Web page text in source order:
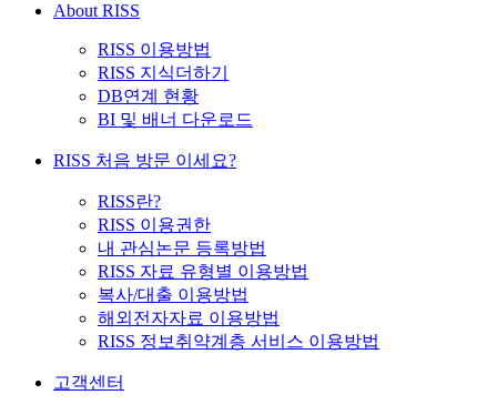
About RISS
RISS 이용방법
RISS 지식더하기
DB연계 현황
BI 및 배너 다운로드
RISS 처음 방문 이세요?
RISS란?
RISS 이용권한
내 관심논문 등록방법
RISS 자료 유형별 이용방법
복사/대출 이용방법
해외전자자료 이용방법
RISS 정보취약계층 서비스 이용방법
고객센터